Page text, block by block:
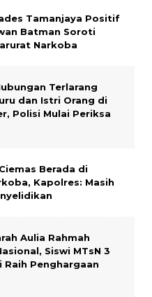
Tamanjaya Positif
Batman Soroti
Narkoba
Terlarang
dan Istri Orang di
Polisi Mulai Periksa
Berada di
Kapolres: Masih
Aulia Rahmah
Siswi MTsN 3
Raih Penghargaan